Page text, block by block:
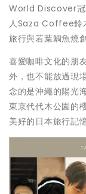
World Discover
人Saza Coffee鈴
旅行與若葉鯛魚燒
喜愛咖啡文化的朋
外，也不能放過現
念的是沖繩的陽光
東京代代木公園的
美好的日本旅行記憶